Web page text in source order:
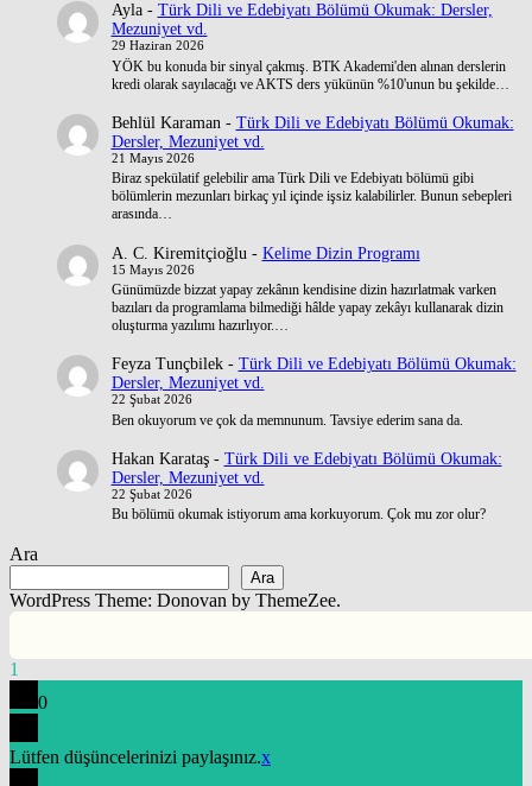
Ayla- Türk Dili ve Edebiyatı Bölümü Okumak: Dersler,
Mezuniyet vd.
29 Haziran 2026
YÖK bu konuda bir sinyal çakmış. BTK Akademi'den alınan derslerin
kredi olarak sayılacağı ve AKTS ders yükünün %10'unun bu şekilde…
Behlül Karaman- Türk Dili ve Edebiyatı Bölümü Okumak:
Dersler, Mezuniyet vd.
21 Mayıs 2026
Biraz spekülatif gelebilir ama Türk Dili ve Edebiyatı bölümü gibi
bölümlerin mezunları birkaç yıl içinde işsiz kalabilirler. Bunun sebepleri
arasında…
A. C. Kiremitçioğlu - Kelime Dizin Programı
15 Mayıs 2026
Günümüzde bizzat yapay zekânın kendisine dizin hazırlatmak varken
bazıları da programlama bilmediği hâlde yapay zekâyı kullanarak dizin
oluşturma yazılımı hazırlıyor.…
Feyza Tunçbilek- Türk Dili ve Edebiyatı Bölümü Okumak:
Dersler, Mezuniyet vd.
22 Şubat 2026
Ben okuyorum ve çok da memnunum. Tavsiye ederim sana da.
Hakan Karataş- Türk Dili ve Edebiyatı Bölümü Okumak:
Dersler, Mezuniyet vd.
22 Şubat 2026
Bu bölümü okumak istiyorum ama korkuyorum. Çok mu zor olur?
Ara
Ara
WordPress Theme: Donovan by ThemeZee.
1
0
Lütfen düşüncelerinizi paylaşınız.x